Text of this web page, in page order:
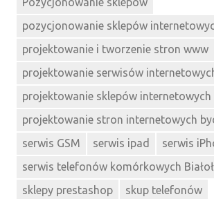
pozycjonowanie sklepów
projektowanie i tworzenie stron www
projektowanie serwisów
projektowanie sklepów internetowych
projektowanie stron internetowych
serwis GSM
serwis ipad
serwis
serwis telefonów komórkowych
sklepy prestashop
skup telefonów